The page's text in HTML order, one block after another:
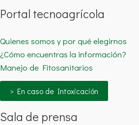
Portal tecnoagrícola
Quienes somos y por qué elegirnos
¿Cómo encuentras la información?
Manejo de Fitosanitarios
> En caso de Intoxicación
Sala de prensa